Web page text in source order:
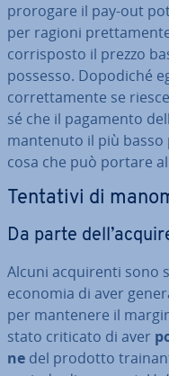
prorogare il pay-out
per ragioni
cor­ri­spo­sto il prezzo
possesso. Dopodiché
cor­ret­ta­men­te se
sé che il pagamento
mantenuto il più basso
cosa che può portare
Tentativi di
Da parte
Alcuni ac­qui­ren­ti sono
economia di aver
per mantenere il
stato criticato di aver
ne del prodotto